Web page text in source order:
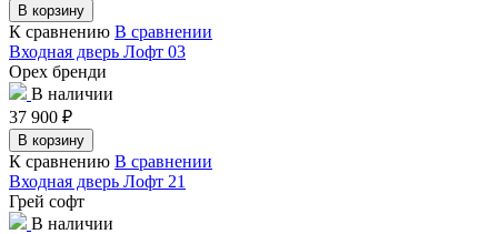
В корзину
К сравнению В сравнении
Входная дверь Лофт 03
Орех бренди
В наличии
37 900 ₽
В корзину
К сравнению В сравнении
Входная дверь Лофт 21
Грей софт
В наличии